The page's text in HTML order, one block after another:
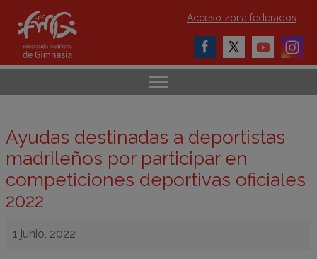
Acceso zona federados
Ayudas destinadas a deportistas
madrileños por participar en
competiciones deportivas oficiales
2022
1 junio, 2022